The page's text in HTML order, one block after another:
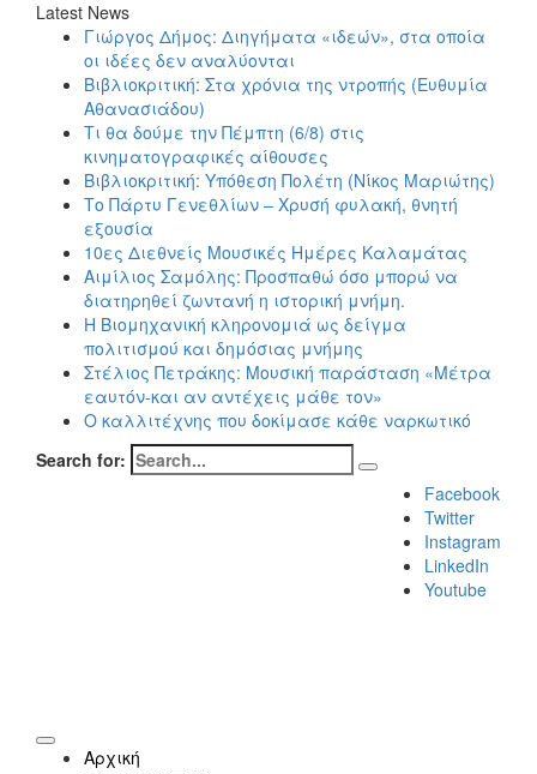
Latest News
Γιώργος Δήμος: Διηγήματα «ιδεών», στα οποία
οι ιδέες δεν αναλύονται
Βιβλιοκριτική: Στα χρόνια της ντροπής (Ευθυμία
Αθανασιάδου)
Τι θα δούμε την Πέμπτη (6/8) στις
κινηματογραφικές αίθουσες
Βιβλιοκριτική: Υπόθεση Πολέτη (Νίκος Μαριώτης)
Το Πάρτυ Γενεθλίων – Χρυσή φυλακή, θνητή
εξουσία
10ες Διεθνείς Μουσικές Ημέρες Καλαμάτας
Αιμίλιος Σαμόλης: Προσπαθώ όσο μπορώ να
διατηρηθεί ζωντανή η ιστορική μνήμη.
Η Βιομηχανική κληρονομιά ως δείγμα
πολιτισμού και δημόσιας μνήμης
Στέλιος Πετράκης: Μουσική παράσταση «Μέτρα
εαυτόν-και αν αντέχεις μάθε τον»
Ο καλλιτέχνης που δοκίμασε κάθε ναρκωτικό
Search for:
Facebook
Twitter
Instagram
LinkedIn
Youtube
Αρχική